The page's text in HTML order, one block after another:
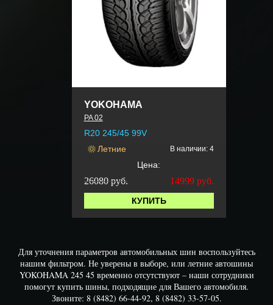
YOKOHAMA
PA 02
R20 245/45 99V
Летние
В наличии: 4
Цена:
26080 руб. 14999 руб.
КУПИТЬ
Для уточнения параметров автомобильных шин воспользуйтесь
нашим фильтром. Не уверены в выборе, или летние автошины
YOKOHAMA 245 45 временно отсутствуют – наши сотрудники
помогут купить шины, подходящие для Вашего автомобиля.
Звоните: 8 (8482) 66-44-92, 8 (8482) 33-57-05.